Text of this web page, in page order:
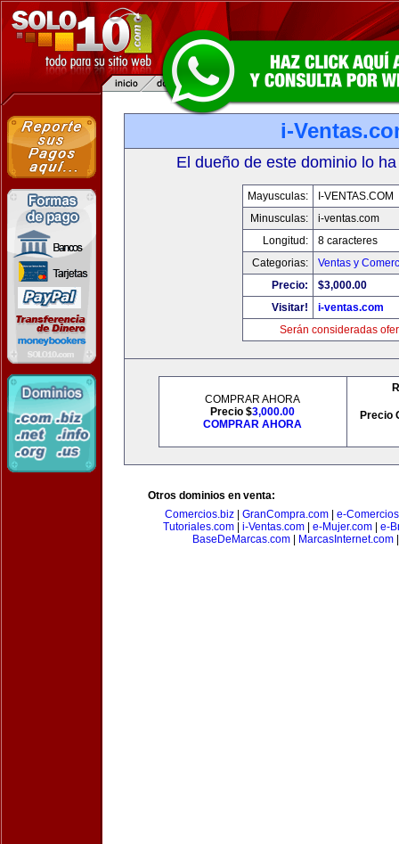
i-
El dueño de este dominio lo
Mayusculas:
I-VENTAS.COM
Minusculas:
i-ventas.com
Longitud:
8 caracteres
Categorias:
Ventas y
Precio:
$3,000.00
Visitar!
i-ventas.com
Serán consideradas
COMPRAR AHORA
Precio $3,000.00
COMPRAR AHORA
Precio
Otros dominios en venta:
Comercios.biz| GranCompra.com| e-
Tutoriales.com
i-Ventas.com e-Mujer.com
e-
BaseDeMarcas.com
MarcasInternet.com